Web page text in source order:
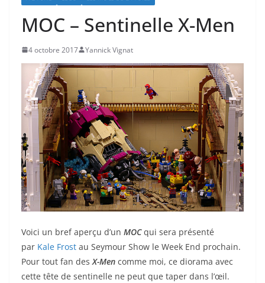
MOC – Sentinelle X-Men
4 octobre 2017 Yannick Vignat
Voici un bref aperçu d’un MOC qui sera présenté
par Kale Frost au Seymour Show le Week End prochain.
Pour tout fan desX-Men comme moi, ce diorama avec
cette tête de sentinelle ne peut que taper dans l’œil.